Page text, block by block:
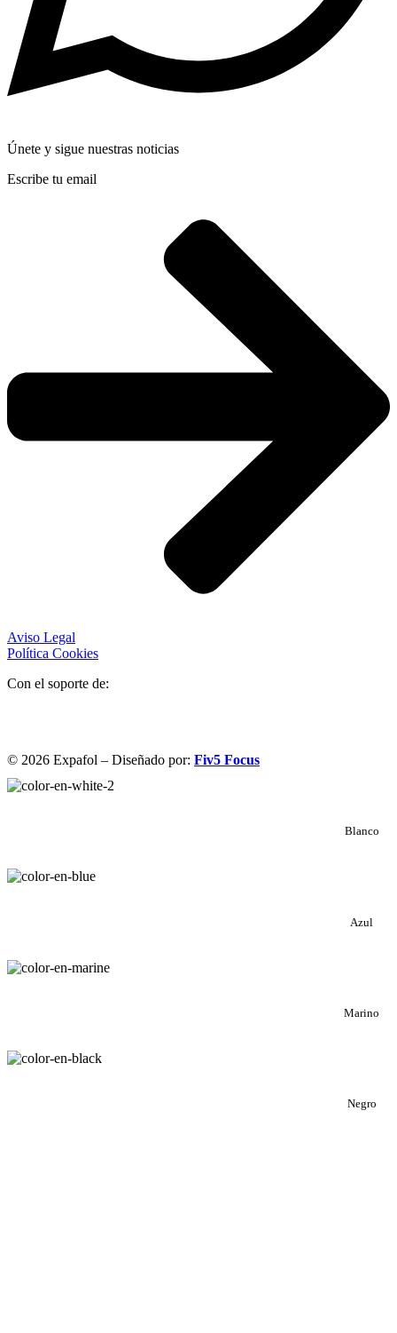
Únete y sigue nuestras noticias
Escribe tu email
Aviso Legal
Política Cookies
Con el soporte de:
© 2026 Expafol – Diseñado por: Fiv5 Focus
Blanco
Azul
Marino
Negro